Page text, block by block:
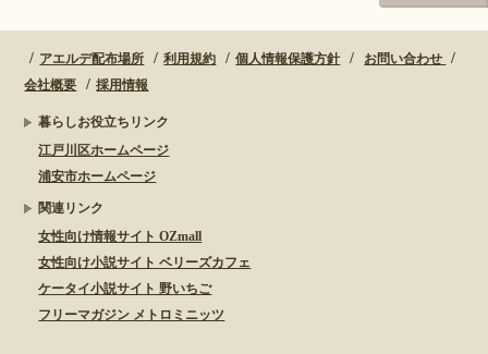
アエルデ配布場所 利用規約 個人情報保護方針
お問い合わせ
会社概要
採用情報
暮らしお役立ちリンク
江戸川区ホームページ
浦安市ホームページ
関連リンク
女性向け情報サイト OZmall
女性向け小説サイト ベリーズカフェ
ケータイ小説サイト 野いちご
フリーマガジン メトロミニッツ